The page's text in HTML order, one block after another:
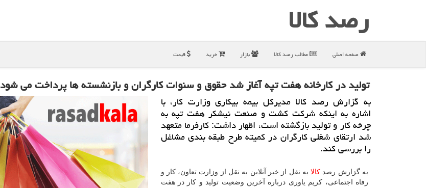
رصد كالا
صفحه اصلی مطالب رصد كالا بازار خرید قیمت
تولید در كارخانه هفت تپه آغاز شد حقوق و سنوات كارگران و بازنشسته ها پرداخت می شود
به گزارش رصد كالا مدیركل بیمه بیكاری وزارت كار، با
اشاره به اینكه شركت كشت و صنعت نیشكر هفت تپه به
چرخه كار و تولید بازگشته است، اظهار داشت: كارفرما متعهد
شد ارتقای شغلی كارگران در كمیته طرح طبقه بندی مشاغل
را بررسی كند.
به گزارش رصد كالابه نقل از خبر آنلاین به نقل از وزارت تعاون، كار و
رفاه اجتماعی، كریم یاوری درباره آخرین وضعیت تولید و كار در هفت